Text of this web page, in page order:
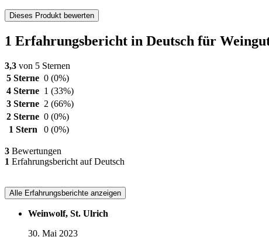
Dieses Produkt bewerten
1 Erfahrungsbericht in Deutsch für
3,3 von 5 Sternen
5 Sterne 0 (0%)
4 Sterne 1 (33%)
3 Sterne 2 (66%)
2 Sterne 0 (0%)
1 Stern
0 (0%)
3 Bewertungen
1 Erfahrungsbericht auf Deutsch
Alle Erfahrungsberichte anzeigen
Weinwolf, St. Ulrich
30. Mai 2023